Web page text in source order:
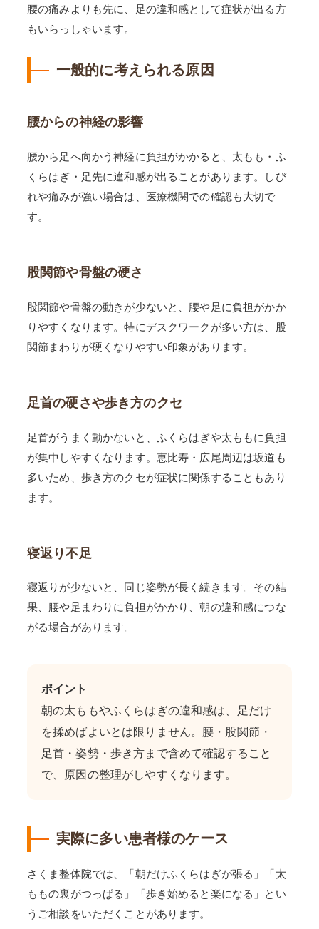
腰の痛みよりも先に、足の違和感として症状が出る方
もいらっしゃいます。
一般的に考えられる原因
腰からの神経の影響
腰から足へ向かう神経に負担がかかると、太もも・ふ
くらはぎ・足先に違和感が出ることがあります。しび
れや痛みが強い場合は、医療機関での確認も大切で
す。
股関節や骨盤の硬さ
股関節や骨盤の動きが少ないと、腰や足に負担がかか
りやすくなります。特にデスクワークが多い方は、股
関節まわりが硬くなりやすい印象があります。
足首の硬さや歩き方のクセ
足首がうまく動かないと、ふくらはぎや太ももに負担
が集中しやすくなります。恵比寿・広尾周辺は坂道も
多いため、歩き方のクセが症状に関係することもあり
ます。
寝返り不足
寝返りが少ないと、同じ姿勢が長く続きます。その結
果、腰や足まわりに負担がかかり、朝の違和感につな
がる場合があります。
ポイント
朝の太ももやふくらはぎの違和感は、足だけ
を揉めばよいとは限りません。腰・股関節・
足首・姿勢・歩き方まで含めて確認すること
で、原因の整理がしやすくなります。
実際に多い患者様のケース
さくま整体院では、「朝だけふくらはぎが張る」「太
ももの裏がつっぱる」「歩き始めると楽になる」とい
うご相談をいただくことがあります。